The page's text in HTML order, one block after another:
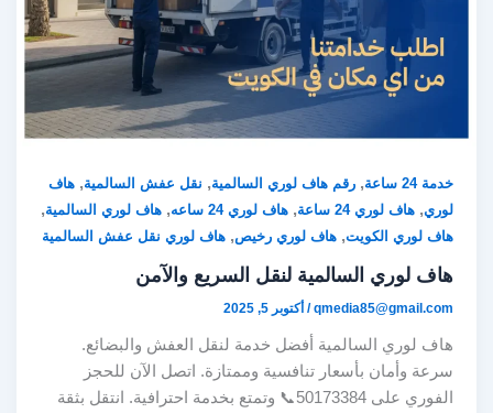
خدمة 24 ساعة ,رقم هاف لوري السالمية, نقل عفش السالمية,هاف
لوري,هاف لوري 24 ساعة ,هاف لوري 24 ساعه ,هاف لوري السالمية,
هاف لوري الكويت,هاف لوري رخيص,هاف لوري نقل عفش السالمية
هاف لوري السالمية لنقل السريع والآمن
qmedia85@gmail.com
/ أكتوبر 5, 2025
هاف لوري السالمية أفضل خدمة لنقل العفش والبضائع.
سرعة وأمان بأسعار تنافسية وممتازة. اتصل الآن للحجز
الفوري على 50173384📞 وتمتع بخدمة احترافية. انتقل بثقة